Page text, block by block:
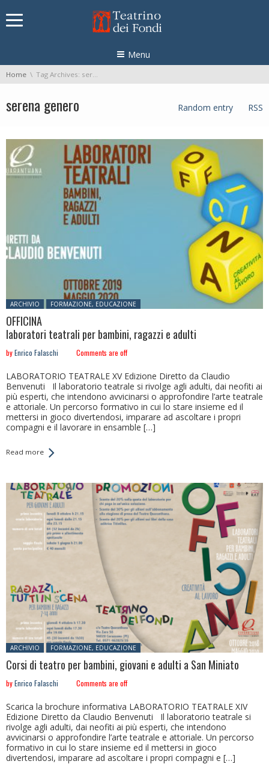
Menu
You are here:
Home Tag Archives: serena genero
serena genero Random entry RSS
Posted in:
ARCHIVIO FORMAZIONE, EDUCAZIONE
OFFICINA
laboratori teatrali per bambini, ragazzi e adulti
byEnrico Falaschi Comments are off
LABORATORIO TEATRALE XV Edizione Diretto da Claudio
Benvenuti Il laboratorio teatrale si rivolge agli adulti, dai neofiti ai
più esperti, che intendono avvicinarsi o approfondire l’arte teatrale
e attoriale. Un percorso formativo in cui lo stare insieme ed il
mettersi in gioco divertendosi, imparare ad ascoltare i propri
compagni e il lavorare in ensamble […]
Read more
Posted in:
ARCHIVIO FORMAZIONE, EDUCAZIONE
Corsi di teatro per bambini, giovani e adulti a San Miniato
byEnrico Falaschi Comments are off
Scarica la brochure informativa LABORATORIO TEATRALE XIV
Edizione Diretto da Claudio Benvenuti Il laboratorio teatrale si
rivolge agli adulti, dai neofiti ai più esperti, che intendono
avvicinarsi o approfondire l’arte teatrale e attoriale. Un percorso
formativo in cui lo stare insieme ed il mettersi in gioco
divertendosi, imparare ad ascoltare i propri compagni e […]